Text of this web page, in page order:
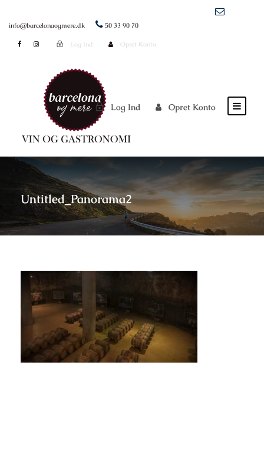
info@barcelonaogmere.dk 50 33 90 70
Log Ind Opret Konto
Log Ind Opret Konto
Untitled_Panorama2